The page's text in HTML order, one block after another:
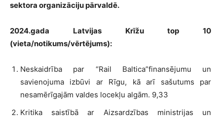
sektora organizāciju pārvaldē.
2024.gada Latvijas Krīžu top 10
(vieta/notikums/vērtējums):
Neskaidrība par “Rail Baltica”finansējumu un
savienojuma izbūvi ar Rīgu, kā arī sašutums par
nesamērīgajām valdes locekļu algām. 9,33
Kritika saistībā ar Aizsardzības ministrijas un